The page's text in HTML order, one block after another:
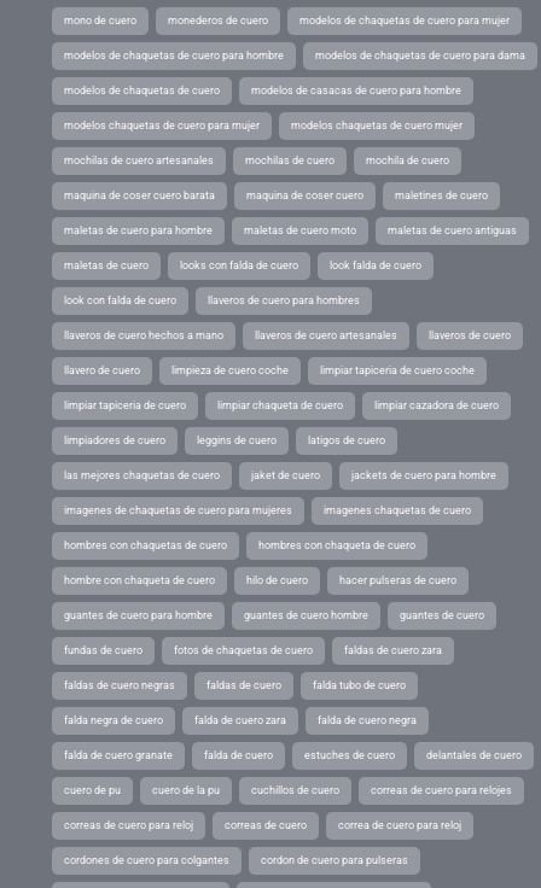
mono de cuero monederos de cuero modelos de chaquetas de cuero para mujer
modelos de chaquetas de cuero para hombre modelos de chaquetas de cuero para dama
modelos de chaquetas de cuero modelos de casacas de cuero para hombre
modelos chaquetas de cuero para mujer modelos chaquetas de cuero mujer
mochilas de cuero artesanales mochilas de cuero mochila de cuero
maquina de coser cuero barata maquina de coser cuero maletines de cuero
maletas de cuero para hombre maletas de cuero moto maletas de cuero antiguas
maletas de cuero looks con falda de cuero look falda de cuero
look con falda de cuero llaveros de cuero para hombres
llaveros de cuero hechos a mano llaveros de cuero artesanales llaveros de cuero
llavero de cuero limpieza de cuero coche limpiar tapiceria de cuero coche
limpiar tapiceria de cuero limpiar chaqueta de cuero limpiar cazadora de cuero
limpiadores de cuero leggins de cuero latigos de cuero
las mejores chaquetas de cuero jaket de cuero jackets de cuero para hombre
imagenes de chaquetas de cuero para mujeres imagenes chaquetas de cuero
hombres con chaquetas de cuero hombres con chaqueta de cuero
hombre con chaqueta de cuero hilo de cuero hacer pulseras de cuero
guantes de cuero para hombre guantes de cuero hombre guantes de cuero
fundas de cuero fotos de chaquetas de cuero faldas de cuero zara
faldas de cuero negras faldas de cuero falda tubo de cuero
falda negra de cuero falda de cuero zara falda de cuero negra
falda de cuero granate falda de cuero estuches de cuero delantales de cuero
cuero de pu cuero de la pu cuchillos de cuero correas de cuero para relojes
correas de cuero para reloj correas de cuero correa de cuero para reloj
cordones de cuero para colgantes cordon de cuero para pulseras